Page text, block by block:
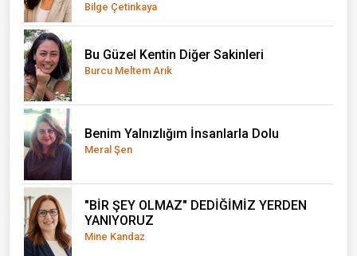
Bilge Çetinkaya
Bu Güzel Kentin Diğer Sakinleri
Burcu Meltem Arık
Benim Yalnızlığım İnsanlarla Dolu
Meral Şen
"BİR ŞEY OLMAZ" DEDİĞİMİZ YERDEN
YANIYORUZ
Mine Kandaz